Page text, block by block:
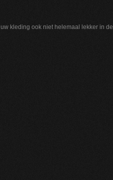
kleding ook niet helemaal lekker in de